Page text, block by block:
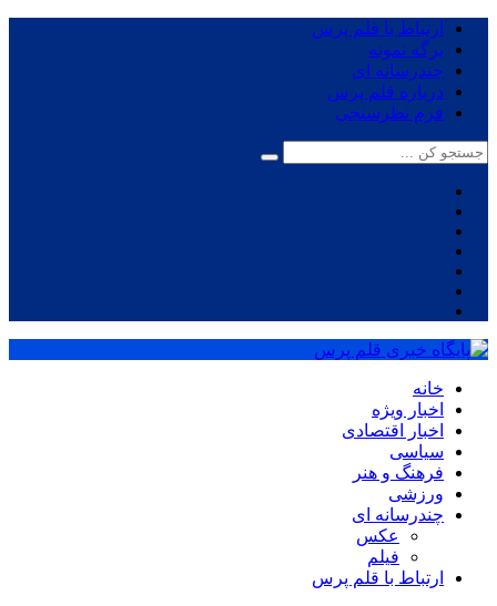
ارتباط با قلم پرس
برگه نمونه
چندرسانه ای
درباره قلم پرس
فرم نظرسنجی
خانه
اخبار ویژه
اخبار اقتصادی
سیاسی
فرهنگ و هنر
ورزشی
چندرسانه ای
عکس
فیلم
ارتباط با قلم پرس